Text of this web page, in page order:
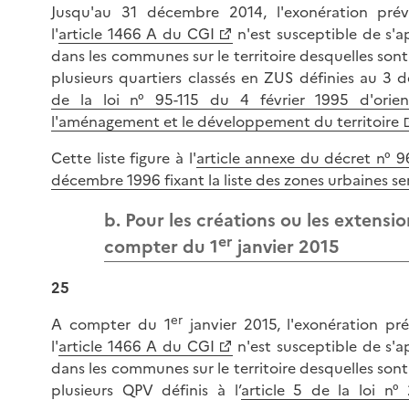
Jusqu'au 31 décembre 2014, l'exonération
l'article 1466 A du CGI
n'est susceptible de
dans les communes sur le territoire desquelles
plusieurs quartiers classés en ZUS définies au 3
de la loi n° 95-115 du 4 février 1995
l'aménagement et le développement du territoire
Cette liste figure à l'article annexe du décret n°
décembre 1996 fixant la liste des zones urbaines
b. Pour les créations ou les
compter du 1erjanvier 2015
25
A compter du 1erjanvier 2015, l'exonération
l'article 1466 A du CGI
n'est susceptible de
dans les communes sur le territoire desquelles
plusieurs QPV définis à l’article 5 de la loi n°